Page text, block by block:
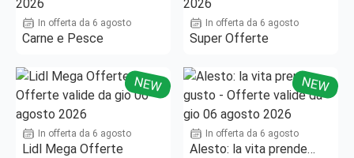
In offerta da 6 agosto
Carne e Pesce
In offerta da 6 agosto
Super Offerte
NEW
In offerta da 6 agosto
Lidl Mega Offerte
NEW
In offerta da 6 agosto
Alesto: la vita prende